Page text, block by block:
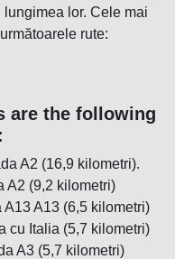
lor. Cele mai
rute:
are the following
A2 (16,9 kilometri).
A2 (9,2 kilometri)
A13 (6,5 kilometri)
cu Italia (5,7 kilometri)
A3 (5,7 kilometri)